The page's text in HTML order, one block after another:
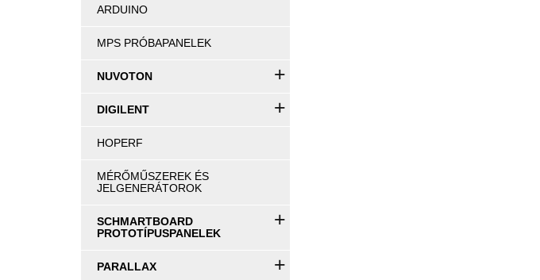
ARDUINO
MPS PRÓBAPANELEK
NUVOTON +
DIGILENT +
HOPERF
MÉRŐMŰSZEREK ÉS
JELGENERÁTOROK
SCHMARTBOARD
PROTOTÍPUSPANELEK
+
PARALLAX +